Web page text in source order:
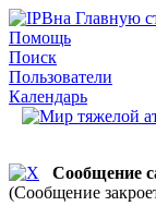
на Главную
Помощь
Поиск
Пользователи
Календарь
Сообщение
(Сообщение